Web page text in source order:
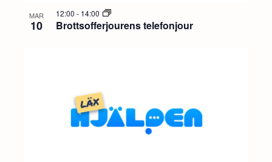
MAR
10 Brottsofferjourens telefonjour
12:00 - 14:00